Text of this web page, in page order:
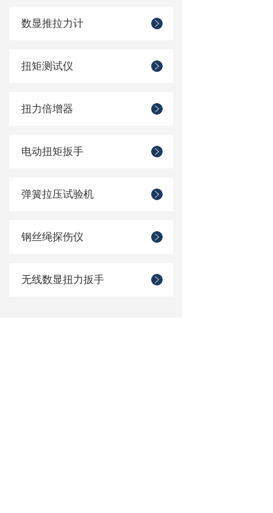
数显推拉力计
扭矩测试仪
扭力倍增器
电动扭矩扳手
弹簧拉压试验机
钢丝绳探伤仪
无线数显扭力扳手